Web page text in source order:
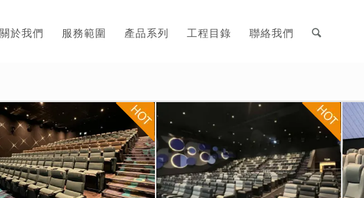
關於我們 服務範圍 產品系列 工程目錄 聯絡我們